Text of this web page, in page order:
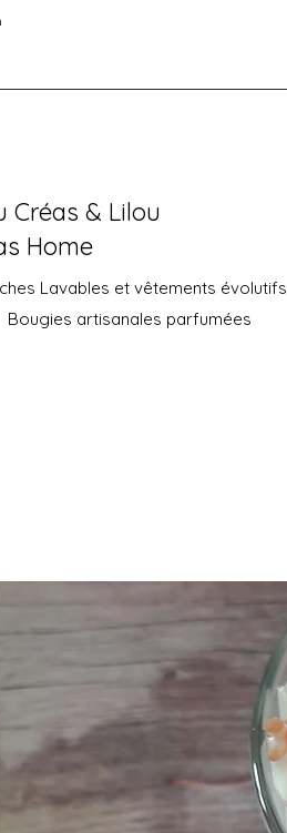
Créas & Lilou
Home
Lavables et vêtements évolutifs
Bougies artisanales parfumées